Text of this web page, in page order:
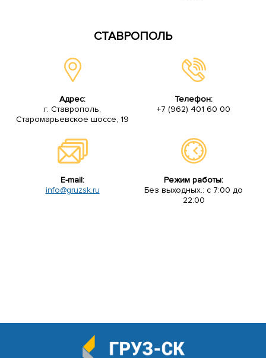
СТАВРОПОЛЬ
Адрес:
г. Ставрополь,
Старомарьевское шоссе, 19
Телефон:
+7 (962) 401 60 00
E-mail:
info@gruzsk.ru
Режим работы:
Без выходных.: с 7:00 до
22:00